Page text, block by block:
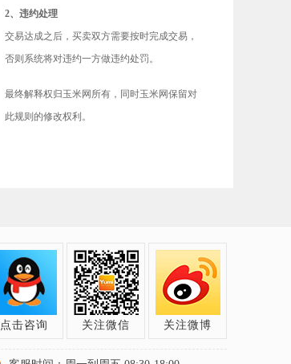
2、违约处理
交易达成之后，买卖双方需要按时完成交易，
否则系统将对违约一方做违约处罚。
最终解释权归玉米网所有，同时玉米网保留对
此规则的修改权利。
点击咨询
关注微信 关注微博